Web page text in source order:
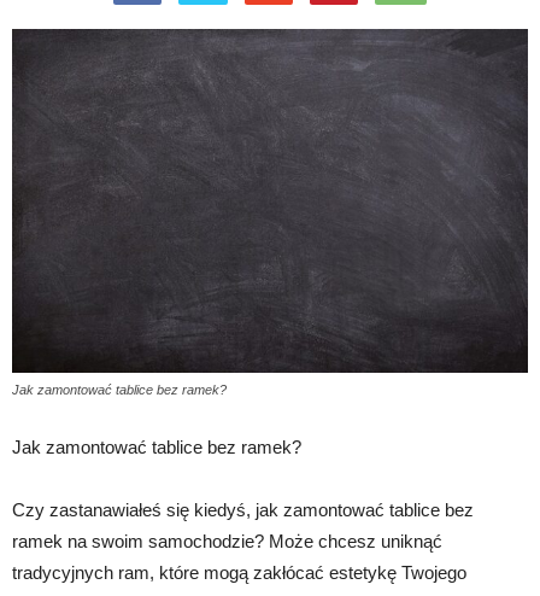
Jak zamontować tablice bez ramek?
Jak zamontować tablice bez ramek?
Czy zastanawiałeś się kiedyś, jak zamontować tablice bez
ramek na swoim samochodzie? Może chcesz uniknąć
tradycyjnych ram, które mogą zakłócać estetykę Twojego